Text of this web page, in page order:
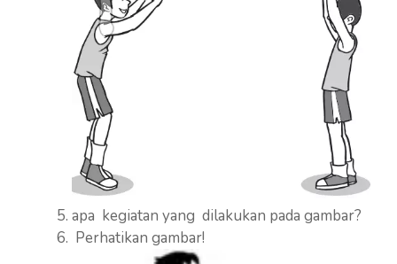
apa kegiatan yang dilakukan pada gambar?
Perhatikan gambar!